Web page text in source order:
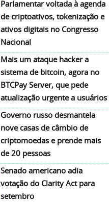
Parlamentar voltada à agenda
de criptoativos, tokenização e
ativos digitais no Congresso
Nacional
Mais um ataque hacker a
sistema de bitcoin, agora no
BTCPay Server, que pede
atualização urgente a usuários
Governo russo desmantela
nove casas de câmbio de
criptomoedas e prende mais
de 20 pessoas
Senado americano adia
votação do Clarity Act para
setembro